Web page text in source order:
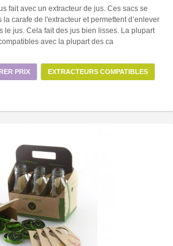
fait avec un extracteur de jus. Ces sacs se
carafe de l'extracteur et permettent d’enlever
le jus. Cela fait des jus bien lisses. La plupart
avec la plupart des ca
PRIX EXTRACTEURS COMPATIBLES